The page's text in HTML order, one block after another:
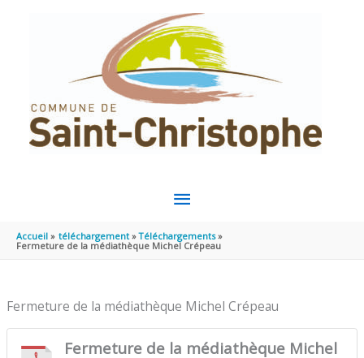
MENU
PRINCIPAL
Accueil téléchargement
Téléchargements
Fermeture de la médiathèque Michel Crépeau
Fermeture de la médiathèque Michel Crépeau
Fermeture de la médiathèque Michel